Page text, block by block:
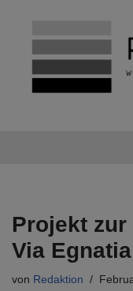
Zum
Inhalt
springen
Projekt
Via Egnatia
von Redaktion